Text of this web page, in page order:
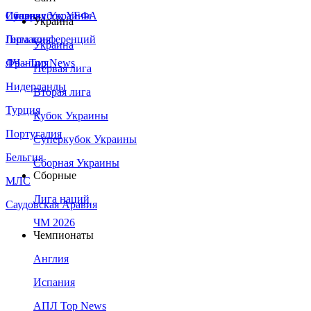
Сборная Украины
Италия
Германия
Франция
Нидерланды
Турция
Португалия
Бельгия
МЛС
Саудовская Аравия
Суперкубок УЕФА
Лига конференций
ЛЧ - Top News
Украина
Украина
Первая лига
Вторая лига
Кубок Украины
Суперкубок Украины
Сборная Украины
Сборные
Лига наций
ЧМ 2026
Чемпионаты
Англия
Испания
АПЛ Top News